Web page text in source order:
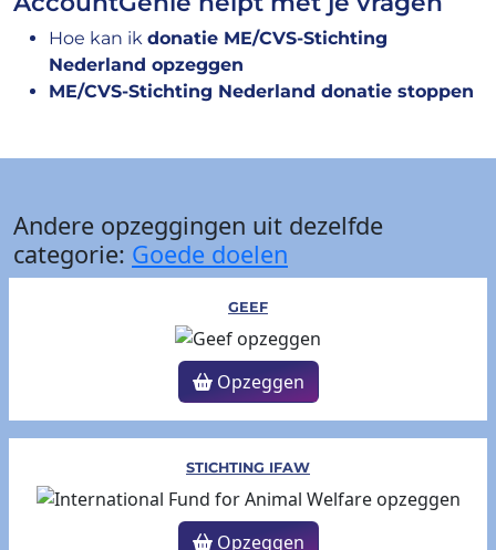
Hoe kan ik donatie ME/CVS-Stichting
Nederland opzeggen
ME/CVS-Stichting Nederland donatie stoppen
Andere opzeggingen uit dezelfde
categorie: Goede doelen
GEEF
Opzeggen
STICHTING IFAW
Opzeggen